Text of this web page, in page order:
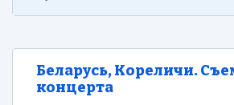
Беларусь, Кореличи.
концерта